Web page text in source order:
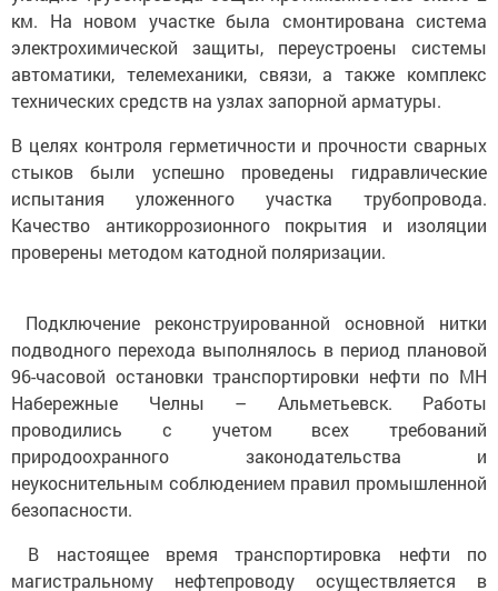
км. На новом участке была смонтирована система
электрохимической защиты, переустроены системы
автоматики, телемеханики, связи, а также комплекс
технических средств на узлах запорной арматуры.
В целях контроля герметичности и прочности сварных
стыков были успешно проведены гидравлические
испытания уложенного участка трубопровода.
Качество антикоррозионного покрытия и изоляции
проверены методом катодной поляризации.
Подключение реконструированной основной нитки
подводного перехода выполнялось в период плановой
96-часовой остановки транспортировки нефти по МН
Набережные Челны – Альметьевск. Работы
проводились с учетом всех требований
природоохранного законодательства и
неукоснительным соблюдением правил промышленной
безопасности.
В настоящее время транспортировка нефти по
магистральному нефтепроводу осуществляется в